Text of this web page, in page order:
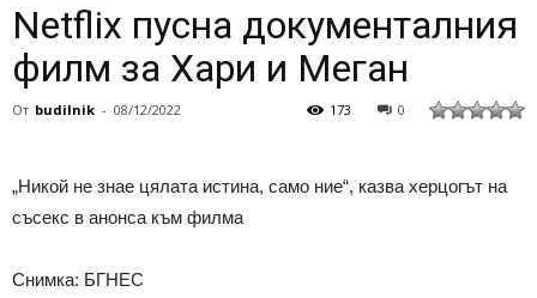
Netflix пусна документалния
филм за Хари и Меган
От budilnik - 08/12/2022 0
173
„Никой не знае цялата истина, само ние“, казва херцогът на
съсекс в анонса към филма
Снимка: БГНЕС